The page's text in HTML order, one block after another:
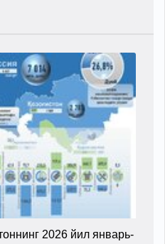
2026 йил январь-